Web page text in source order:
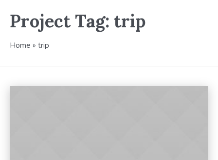
Project Tag: trip
Home » trip